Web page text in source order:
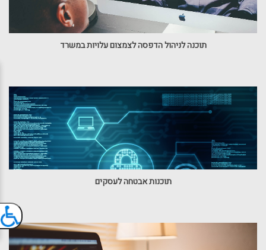
תוכנה לניהול הדפסה לצמצום עלויות במשרד
תוכנות אבטחה לעסקים